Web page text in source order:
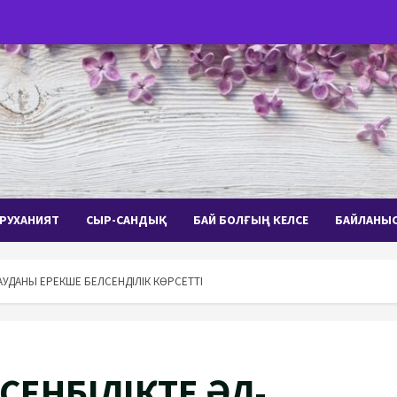
РУХАНИЯТ СЫР-САНДЫҚ БАЙ БОЛҒЫҢ КЕЛСЕ
ЕРЕКШЕ БЕЛСЕНДІЛІК КӨРСЕТТІ